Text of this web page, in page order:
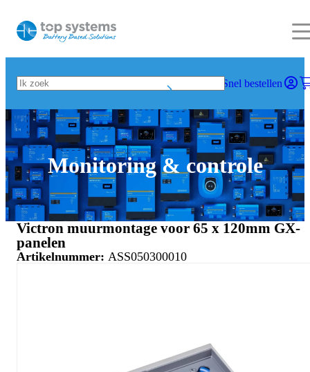
Snel bestellen
Monitoring & controle
Victron muurmontage voor 65 x 120mm GX-
panelen
Artikelnummer: ASS050300010